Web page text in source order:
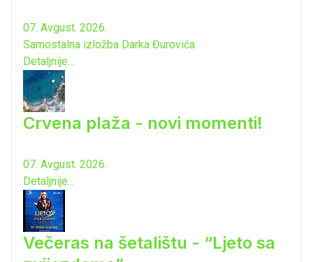
07. Avgust. 2026.
Samostalna izložba Darka Đurovića.
Detaljnije...
Crvena plaža - novi momenti!
07. Avgust. 2026.
Detaljnije...
Večeras na šetalištu - “Ljeto sa